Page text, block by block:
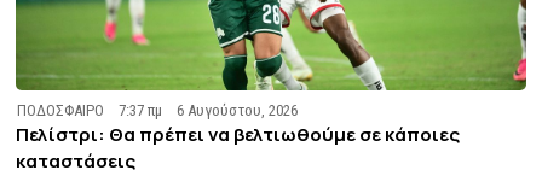
ΠΟΔΟΣΦΑΙΡΟ 7:37 πμ 6 Αυγούστου, 2026
Πελίστρι: Θα πρέπει να βελτιωθούμε σε κάποιες
καταστάσεις